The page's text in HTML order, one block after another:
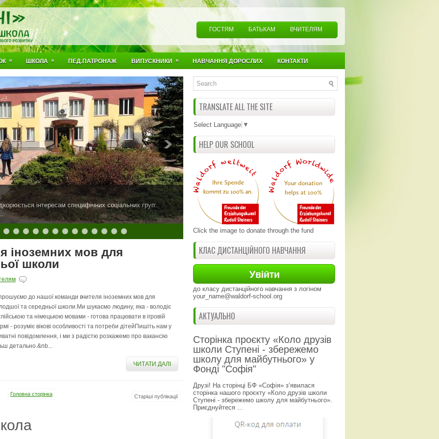
ГОСТЯМ БАТЬКАМ ВЧИТЕЛЯМ
» ШКОЛА » ПЕД.ПАТРОНАЖ ВИПУСКНИКИ » НАВЧАННЯ ДОРОСЛИХ КОНТАКТИ
інтересам специфічних соціальних груп:
іноземних мов для
школи
до нашої команди вчителя іноземних мов для
та середньої школи.Ми шукаємо людину, яка - володіє
та німецькою мовами - готова працювати в ігровій
- розуміє вікові особливості та потреби дітейПишіть нам у
повідомлення, і ми з радістю розкажемо про вакансію
детально.&nb...
ЧИТАТИ ДАЛІ
Старіші публікації
Головна сторінка
TRANSLATE ALL THE SITE
Select Language ▼
HELP OUR SCHOOL
Click the image to donate through the fund
КЛАС ДИСТАНЦІЙНОГО НАВЧАННЯ
до класу дистанційного навчання з логіном
your_name@waldorf-school.org
АКТУАЛЬНО
Сторінка проєкту «Коло друзів
школи Ступені - збережемо
школу для майбутнього» у
Фонді "Софія"
Друзі! На сторінці БФ «Софія» з‘явилася
сторінка нашого проєкту «Коло друзів школи
Ступені - збережемо школу для майбутнього».
Приєднуйтеся ...